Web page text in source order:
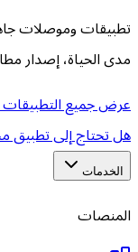
تطبيقات وموصلات
مدى الحياة، إصدار
عرض جميع التطبيقات
هل تحتاج إلى
الخدمات
المنصات